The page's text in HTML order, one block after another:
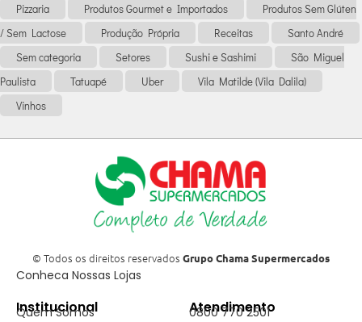
Pizzaria
Produtos Gourmet e Importados
Produtos Sem Glúten
/ Sem Lactose
Produção Própria Receitas
Santo André
Sem categoria
Setores Sushi e Sashimi
São Miguel
Paulista
Tatuapé Uber
Vila Matilde (Vila Dalila)
Vinhos
© Todos os direitos reservados Grupo Chama Supermercados
Conheca Nossas Lojas
Institucional
Quem Somos
Atendimento
0800 770 2501